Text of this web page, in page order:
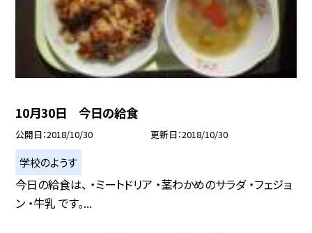
10月30日 今日の給食
公開日 2018/10/30 更新日 2018/10/30
学校のようす
今日の給食は、 ・ミートドリア ・茎わかめのサラダ ・フェジョ
ン ・牛乳 です。...